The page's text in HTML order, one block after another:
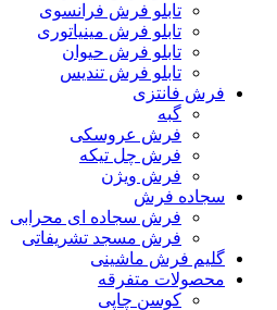
تابلو فرش فرانسوی
تابلو فرش مینیاتوری
تابلو فرش حیوان
تابلو فرش تندیس
فرش فانتزی
گبه
فرش عروسکی
فرش چل تیکه
فرش ویژن
سجاده فرش
فرش سجاده ای محرابی
فرش مسجد تشریفاتی
گلیم فرش ماشینی
محصولات متفرقه
کوسن چاپی